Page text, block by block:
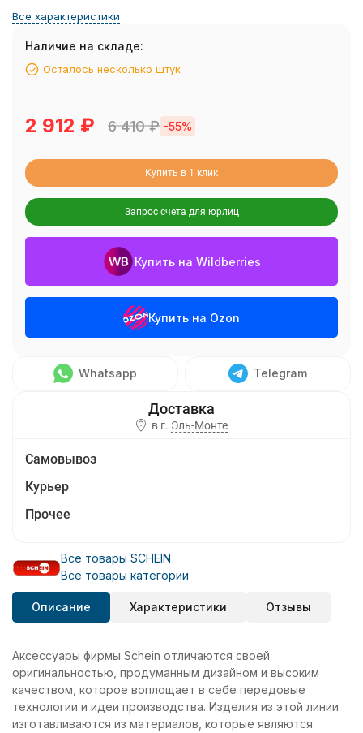
Все характеристики
Наличие на складе:
Осталось несколько штук
2 912 ₽ 6 410₽ -55%
Купить в 1 клик
Запрос счета для юрлиц
Купить на Wildberries
Купить на Ozon
Whatsapp Telegram
в г. Эль-Монте
Самовывоз
Курьер
Прочее
Все товары SCHEIN
Все товары категории
Описание Характеристики Отзывы
Аксессуары фирмы Schein отличаются своей
оригинальностью, продуманным дизайном и высоким
качеством, которое воплощает в себе передовые
технологии и идеи производства. Изделия из этой линии
изготавливаются из материалов, которые являются